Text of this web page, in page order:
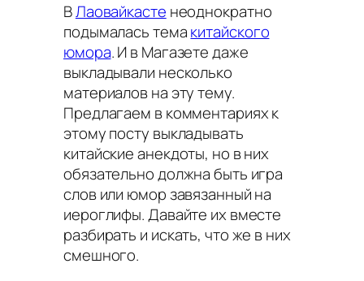
ВЛаовайкасте неоднократно
подымалась темакитайского
юмора. И в Магазете даже
выкладывали несколько
материалов на эту тему.
Предлагаем в комментариях к
этому посту выкладывать
китайские анекдоты, но в них
обязательно должна быть игра
слов или юмор завязанный на
иероглифы. Давайте их вместе
разбирать и искать, что же в них
смешного.